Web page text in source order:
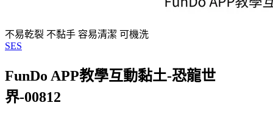
不易乾裂 不黏手 容易清潔 可機洗
SES
FunDo APP教學互動黏土-恐龍世
界-00812